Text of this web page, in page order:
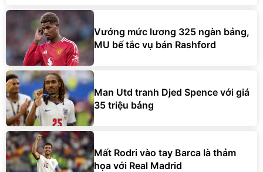
Vướng mức lương 325 ngàn bảng,
MU bế tắc vụ bán Rashford
Man Utd tranh Djed Spence với giá
35 triệu bảng
Mất Rodri vào tay Barca là thảm
họa với Real Madrid